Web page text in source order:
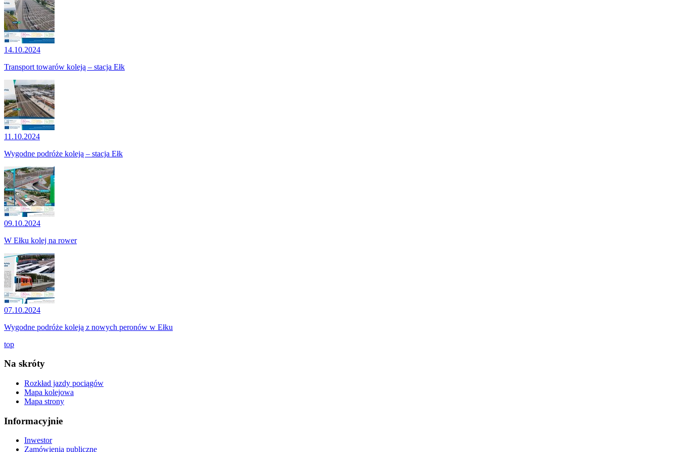
14.10.2024
Transport towarów koleją – stacja Ełk
11.10.2024
Wygodne podróże koleją – stacja Ełk
09.10.2024
W Ełku kolej na rower
07.10.2024
Wygodne podróże koleją z nowych peronów w Ełku
top
Na skróty
Rozkład jazdy pociągów
Mapa kolejowa
Mapa strony
Informacyjnie
Inwestor
Zamówienia publiczne